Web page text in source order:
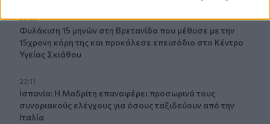
23:23
Φυλάκιση 15 μηνών στη Βρετανίδα που μέθυσε με την
15χρονη κόρη της και προκάλεσε επεισόδιο στο Κέντρο
Υγείας Σκιάθου
23:11
Ισπανία: Η Μαδρίτη επαναφέρει προσωρινά τους
συνοριακούς ελέγχους για όσους ταξιδεύουν από την
Ιταλία